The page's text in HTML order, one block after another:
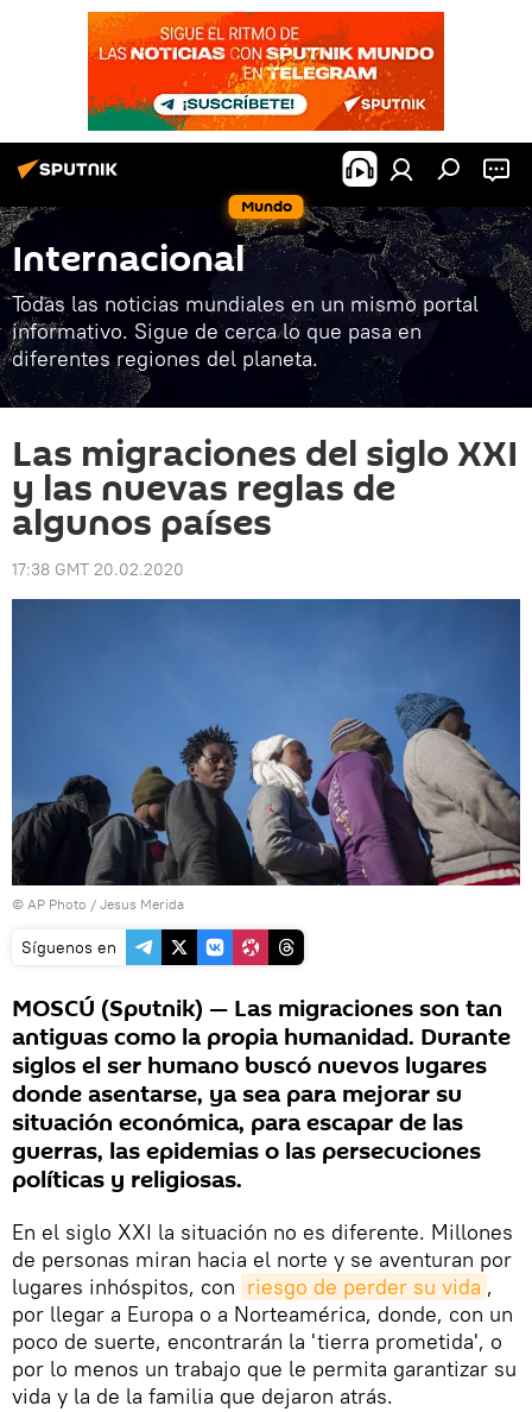
Mundo
Internacional
Todas las noticias mundiales en un mismo portal
informativo. Sigue de cerca lo que pasa en
diferentes regiones del planeta.
Las migraciones del siglo XXI
y las nuevas reglas de
algunos países
17:38 GMT 20.02.2020
© AP Photo / Jesus Merida
Síguenos en
MOSCÚ (Sputnik) — Las migraciones son tan
antiguas como la propia humanidad. Durante
siglos el ser humano buscó nuevos lugares
donde asentarse, ya sea para mejorar su
situación económica, para escapar de las
guerras, las epidemias o las persecuciones
políticas y religiosas.
En el siglo XXI la situación no es diferente. Millones
de personas miran hacia el norte y se aventuran por
lugares inhóspitos, con riesgo de perder su vida ,
por llegar a Europa o a Norteamérica, donde, con un
poco de suerte, encontrarán la 'tierra prometida', o
por lo menos un trabajo que le permita garantizar su
vida y la de la familia que dejaron atrás.